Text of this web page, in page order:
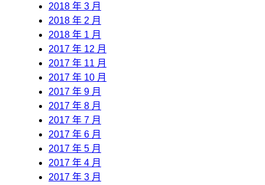
2018 年 3 月
2018 年 2 月
2018 年 1 月
2017 年 12 月
2017 年 11 月
2017 年 10 月
2017 年 9 月
2017 年 8 月
2017 年 7 月
2017 年 6 月
2017 年 5 月
2017 年 4 月
2017 年 3 月